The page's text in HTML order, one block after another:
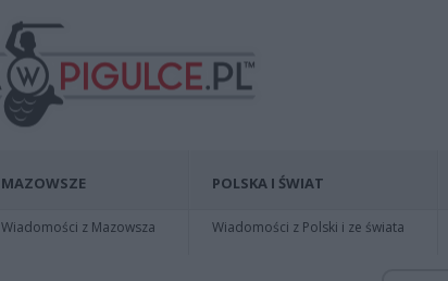
MAZOWSZE
Wiadomości z Mazowsza
POLSKA I ŚWIAT
Wiadomości z Polski i ze świata